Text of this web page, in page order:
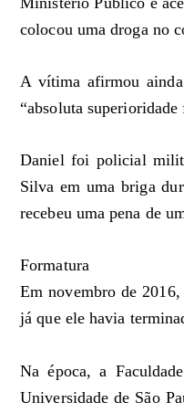
colocou uma droga no
A vítima afirmou
“absoluta
Daniel foi policial
Silva em uma briga
recebeu uma pena de
Formatura
Em novembro de 2016,
já que ele havia
Na época, a
Universidade de São